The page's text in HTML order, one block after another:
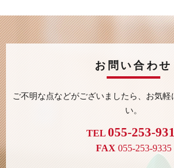
お問い合わせ
ご不明な点などがございましたら、 お気軽
い。
TEL 055-253-
FAX 055-253-9335